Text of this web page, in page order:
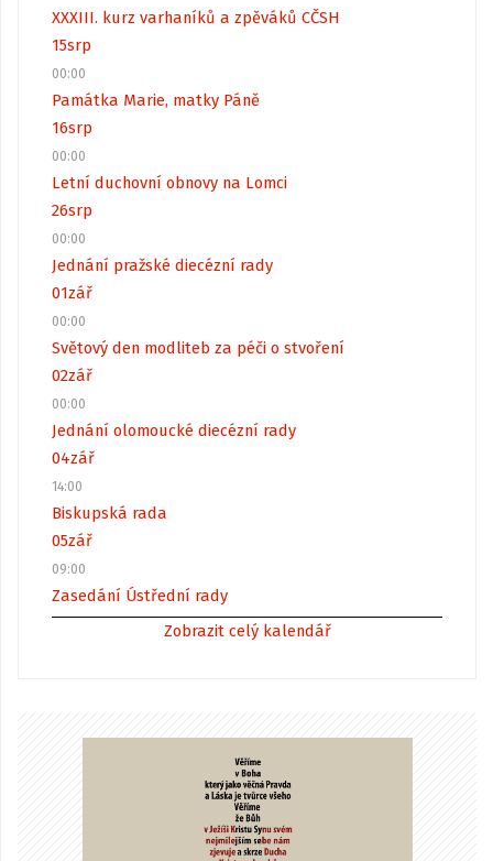
XXXIII. kurz varhaníků a zpěváků CČSH
15srp
00:00
Památka Marie, matky Páně
16srp
00:00
Letní duchovní obnovy na Lomci
26srp
00:00
Jednání pražské diecézní rady
01zář
00:00
Světový den modliteb za péči o stvoření
02zář
00:00
Jednání olomoucké diecézní rady
04zář
14:00
Biskupská rada
05zář
09:00
Zasedání Ústřední rady
Zobrazit celý kalendář